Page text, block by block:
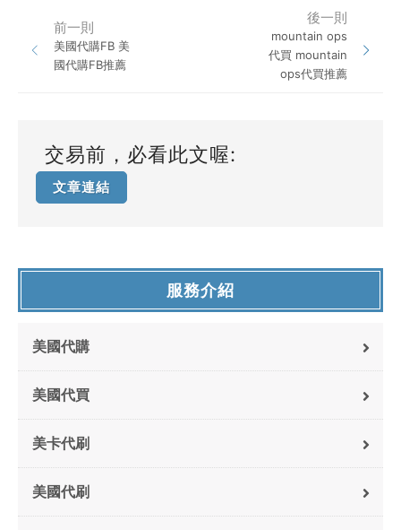
前一則
美國代購FB 美
國代購FB推薦
後一則
mountain ops
代買 mountain
ops代買推薦
交易前，必看此文喔:
文章連結
服務介紹
美國代購
美國代買
美卡代刷
美國代刷